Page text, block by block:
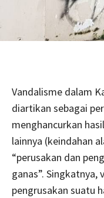
Vandalisme dalam
diartikan sebagai
menghancurkan
lainnya (keindahan
“perusakan dan
ganas”.
pengrusakan suatu